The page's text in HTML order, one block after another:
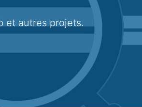
et autres projets.